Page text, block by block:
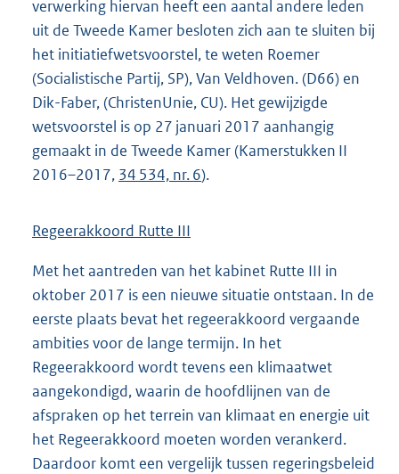
verwerking hiervan heeft een aantal andere leden
uit de Tweede Kamer besloten zich aan te sluiten bij
het initiatiefwetsvoorstel, te weten Roemer
(Socialistische Partij, SP), Van Veldhoven. (D66) en
Dik-Faber, (ChristenUnie, CU). Het gewijzigde
wetsvoorstel is op 27 januari 2017 aanhangig
gemaakt in de Tweede Kamer (Kamerstukken II
2016–2017, 34 534, nr. 6).
Regeerakkoord Rutte III
Met het aantreden van het kabinet Rutte III in
oktober 2017 is een nieuwe situatie ontstaan. In de
eerste plaats bevat het regeerakkoord vergaande
ambities voor de lange termijn. In het
Regeerakkoord wordt tevens een klimaatwet
aangekondigd, waarin de hoofdlijnen van de
afspraken op het terrein van klimaat en energie uit
het Regeerakkoord moeten worden verankerd.
Daardoor komt een vergelijk tussen regeringsbeleid